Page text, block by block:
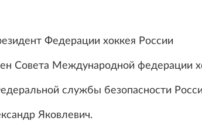
Федерации хоккея России
Совета Международной федерации
службы безопасности
Яковлевич.